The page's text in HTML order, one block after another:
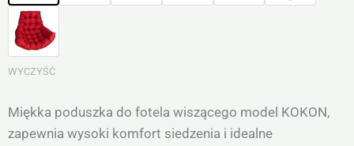
WYCZYŚĆ
Miękka poduszka do fotela wiszącego model KOKON,
zapewnia wysoki komfort siedzenia i idealne
fotel
wiszący
model